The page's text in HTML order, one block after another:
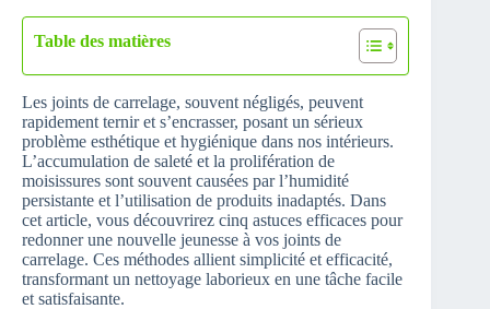
Table des matières
Les joints de carrelage, souvent négligés, peuvent
rapidement ternir et s’encrasser, posant un sérieux
problème esthétique et hygiénique dans nos intérieurs.
L’accumulation de saleté et la prolifération de
moisissures sont souvent causées par l’humidité
persistante et l’utilisation de produits inadaptés. Dans
cet article, vous découvrirez cinq astuces efficaces pour
redonner une nouvelle jeunesse à vos joints de
carrelage. Ces méthodes allient simplicité et efficacité,
transformant un nettoyage laborieux en une tâche facile
et satisfaisante.